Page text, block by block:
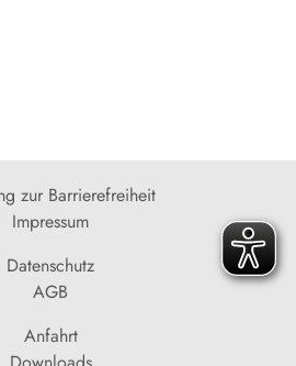
zur Barrierefreiheit
Impressum
Datenschutz
AGB
Anfahrt